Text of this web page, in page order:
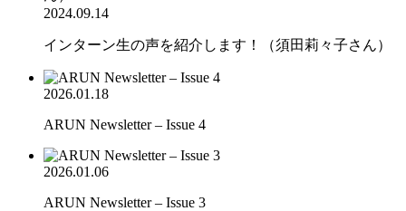
2024.09.14
インターン生の声を紹介します！（須田莉々子さん）
2026.01.18
ARUN Newsletter – Issue 4
2026.01.06
ARUN Newsletter – Issue 3